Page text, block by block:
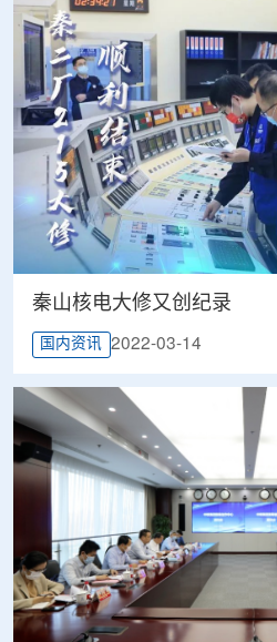
秦山核电大修又创纪录
国内资讯 2022-03-14